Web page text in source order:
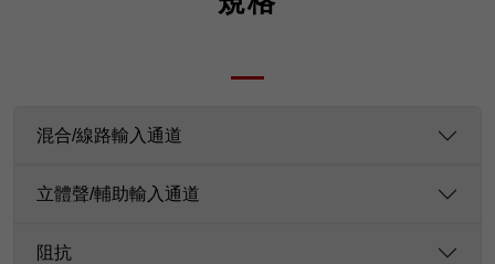
混合/線路輸入通道
立體聲/輔助輸入通道
阻抗